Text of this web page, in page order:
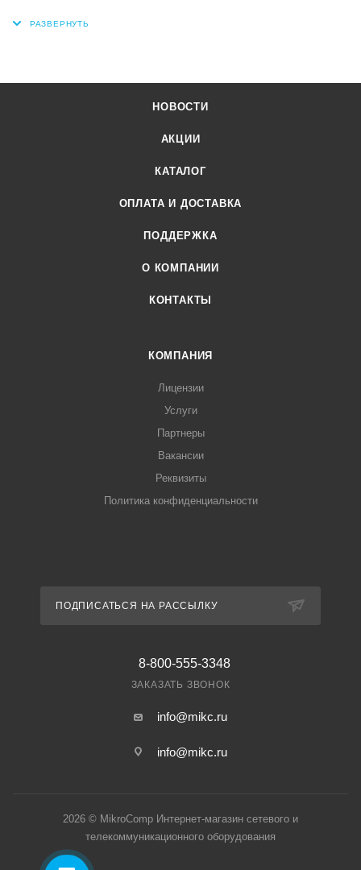
НОВОСТИ
АКЦИИ
КАТАЛОГ
ОПЛАТА И ДОСТАВКА
ПОДДЕРЖКА
О КОМПАНИИ
КОНТАКТЫ
КОМПАНИЯ
Лицензии
Услуги
Партнеры
Вакансии
Реквизиты
Политика конфиденциальности
ПОДПИСАТЬСЯ НА РАССЫЛКУ
8-800-555-3348
ЗАКАЗАТЬ ЗВОНОК
info@mikc.ru
info@mikc.ru
2026 © MikroComp Интернет-магазин сетевого и
телекоммуникационного оборудования